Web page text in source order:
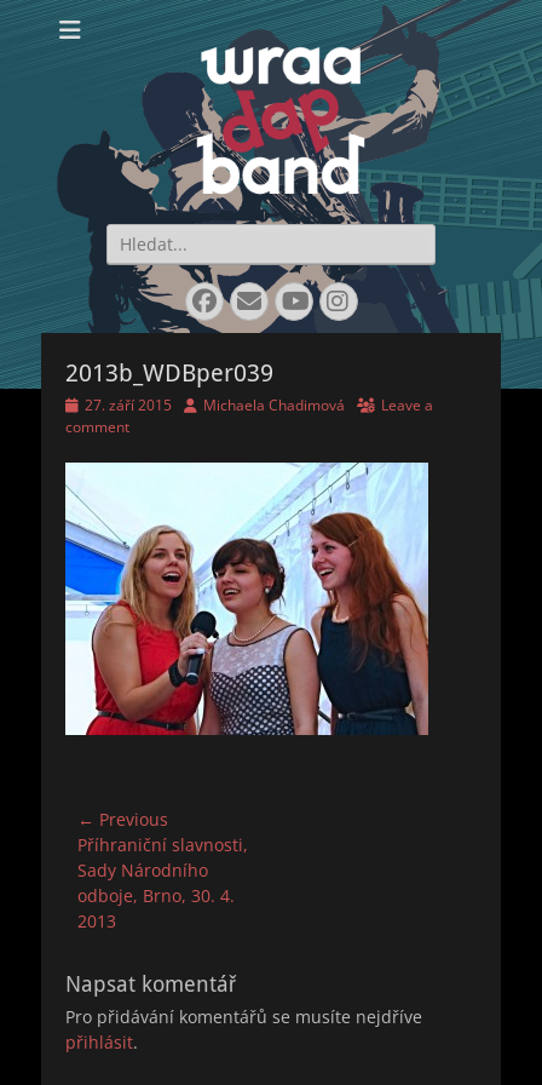
WraaDap Band
Search
for:
Facebook
EmailYouTube
Instagram
2013b_WDBper039
Posted
on
27. září 2015 AuthorMichaela Chadimová
Leave a
comment
Navigace
pro
příspěvek
← Previous
Previous
post:
Příhraniční slavnosti,
Sady Národního
odboje, Brno, 30. 4.
2013
Napsat komentář
Pro přidávání komentářů se musíte nejdříve
přihlásit.